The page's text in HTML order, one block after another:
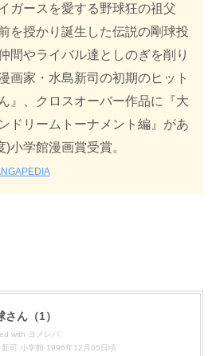
ガースを愛する野球狂の祖父
を授かり誕生した伝説の剛球投
間やライバル達としのぎを削り
画家・水島新司の初期のヒット
』、クロスオーバー作品に『大
ドリームトーナメント編』があ
小学館漫画賞受賞。
さん（1）
with ヨメレバ
新司 小学館 1996年12月05日頃